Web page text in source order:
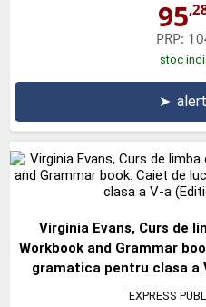
95
PRP:
stoc
➤
Virginia Evans, Curs de
Workbook and Grammar
gramatica pentru clasa a
EXPRESS